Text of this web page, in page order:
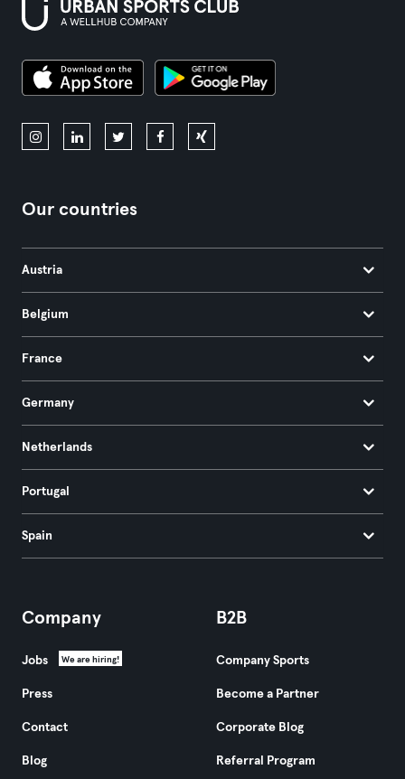
Our countries
Austria
Belgium
France
Germany
Netherlands
Portugal
Spain
Company
Jobs We are hiring!
Press
Contact
Blog
B2B
Company Sports
Become a Partner
Corporate Blog
Referral Program